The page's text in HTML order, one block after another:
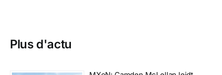
Plus d'actu